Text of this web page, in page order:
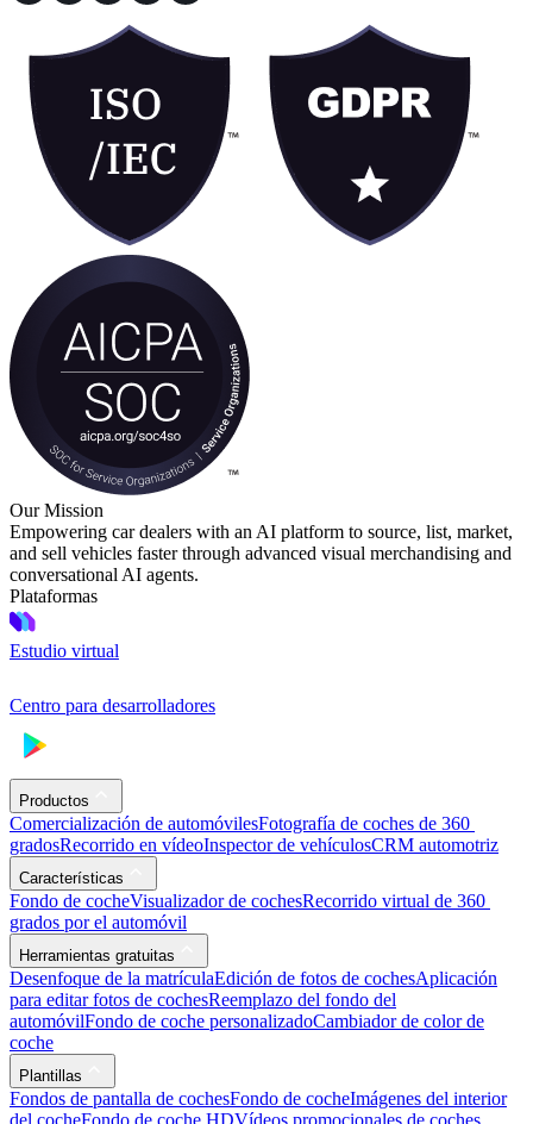
Our Mission
Empowering car dealers with an AI platform to source, list, market,
and sell vehicles faster through advanced visual merchandising and
conversational AI agents.
Plataformas
Estudio virtual
Centro para desarrolladores
Productos
Comercialización de automóvilesFotografía de coches de 360 ​​
gradosRecorrido en vídeoInspector de vehículosCRM automotriz
Características
Fondo de cocheVisualizador de cochesRecorrido virtual de 360 ​​
grados por el automóvil
Herramientas gratuitas
Desenfoque de la matrículaEdición de fotos de cochesAplicación
para editar fotos de cochesReemplazo del fondo del
automóvilFondo de coche personalizadoCambiador de color de
coche
Plantillas
Fondos de pantalla de cochesFondo de cocheImágenes del interior
del cocheFondo de coche HDVídeos promocionales de coches